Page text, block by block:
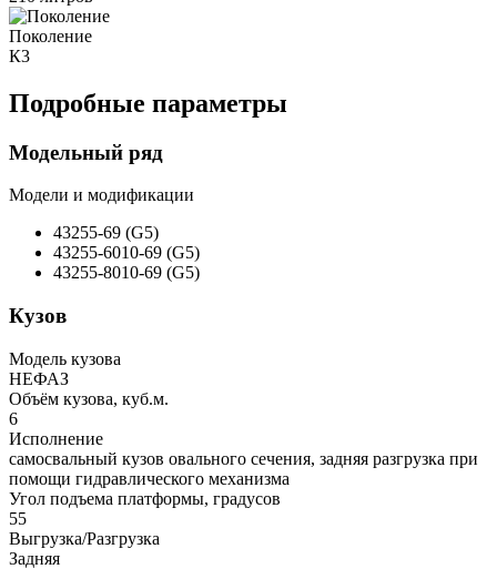
Поколение
К3
Подробные параметры
Модельный ряд
Модели и модификации
43255-69 (G5)
43255-6010-69 (G5)
43255-8010-69 (G5)
Кузов
Модель кузова
НЕФАЗ
Объём кузова, куб.м.
6
Исполнение
самосвальный кузов овального сечения, задняя разгрузка при
помощи гидравлического механизма
Угол подъема платформы, градусов
55
Выгрузка/Разгрузка
Задняя